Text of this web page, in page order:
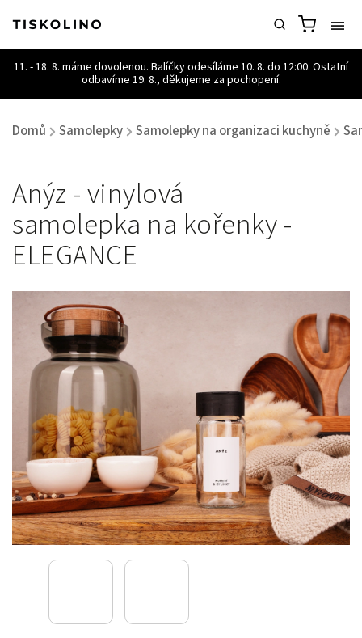
Domů / Samolepky / Samolepky na organizaci kuchyně /
Anýz - vinylová
samolepka na kořenky -
ELEGANCE